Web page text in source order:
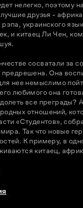
нелегко, поэтому
друзья -
украинского
и китаец Ли Чен,
сосватали за
предрешена. Она
нее немыслимо
любимого она
все преграды?
отношений,
«Студентов»,
Так что новые
К примеру, в
китаец,